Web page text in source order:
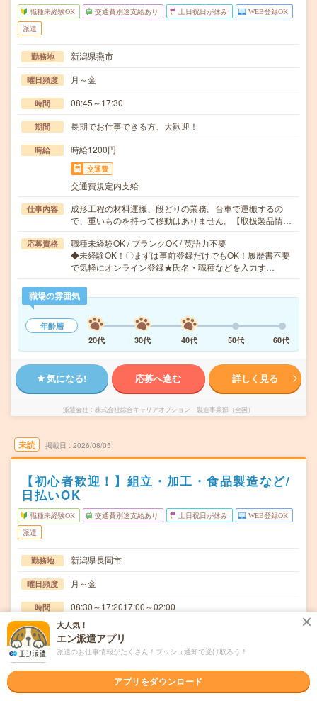
職種未経験OK 交通費別途支給あり 土日祝日が休み WEB登録OK
派遣
勤務地 新潟県燕市
曜日頻度 月～金
時間 08:45～17:30
期間 長期でお仕事できる方、大歓迎！
時給 時給1200円
交通費
交通費規定内支給
仕事内容
成形工程の材料運搬、段どりの業務。台車で運搬するの
で、重いものを持って移動はありません。【取扱製品情…
応募資格
職種未経験OK / ブランクOK / 英語力不要
◆未経験OK！〇まずは事前登録だけでもOK！履歴書不要
で気軽にオンライン登録★氏名・職種などを入力す…
職場の雰囲気
年齢層
20代
30代 40代 50代 60代
気になる! 応募へ進む 詳しく見る
派遣会社 株式会社綜合キャリアオプション 製造事業部（全国）
未読 掲載日 2026/08/05
【初心者歓迎！】組立・加工・食品製造など/
日払いOK
職種未経験OK 交通費別途支給あり 土日祝日が休み WEB登録OK
派遣
勤務地 新潟県長岡市
曜日頻度 月～金
時間 08:30～17:2017:00～02:00
期間 長期でお仕事できる方、大歓迎！
時給 時給1200円
交通費
交通費規定内支給
大人気！
エン派遣アプリ
派遣のお仕事情報がたくさん！プッシュ通知で受け取ろう！
アプリをダウンロード